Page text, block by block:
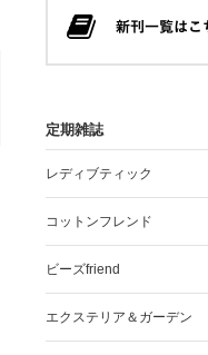
定期雑誌
レディブティック
コットンフレンド
ビーズfriend
エクステリア＆ガーデン